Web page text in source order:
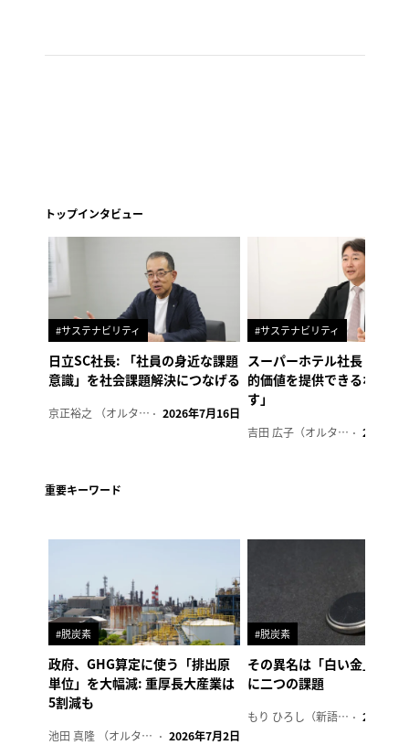
トップインタビュー
#サステナビリティ
日立SC社長: 「社員の身近な課題
意識」を社会課題解決につなげる
京正裕之 （オルタナ副編集長） 2026年7月16日
#サステナビリティ
スーパーホテル社長「地域
的価値を提供できるホテル
す」
吉田 広子（オルタナ輪番編集長） 2026年6
重要キーワード
#脱炭素
政府、GHG算定に使う「排出原
単位」を大幅減: 重厚長大産業は
5割減も
池田 真隆 （オルタナ輪番編集長） 2026年7月2日
#脱炭素
その異名は「白い金」、リ
に二つの課題
もり ひろし（新語ウォッチャー） 2023年7